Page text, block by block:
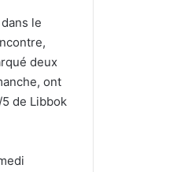
le
deux
ont
de Libbok